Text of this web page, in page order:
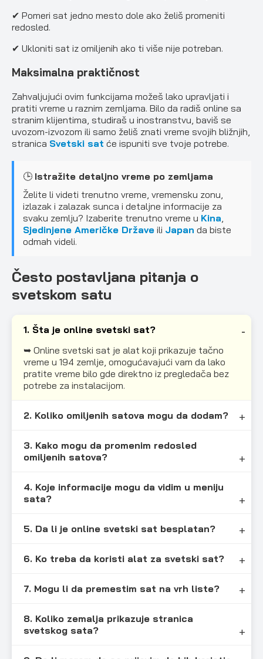
✔ Pomeri sat jedno mesto dole ako želiš promeniti
redosled.
✔ Ukloniti sat iz omiljenih ako ti više nije potreban.
Maksimalna praktičnost
Zahvaljujući ovim funkcijama možeš lako upravljati i
pratiti vreme u raznim zemljama. Bilo da radiš online sa
stranim klijentima, studiraš u inostranstvu, baviš se
uvozom-izvozom ili samo želiš znati vreme svojih bližnjih,
stranica Svetski sat će ispuniti sve tvoje potrebe.
🕒 Istražite detaljno vreme po zemljama
Želite li videti trenutno vreme, vremensku zonu,
izlazak i zalazak sunca i detaljne informacije za
svaku zemlju? Izaberite trenutno vreme u Kina
Sjedinjene Američke Države ili Japan da biste
odmah videli.
Često postavljana pitanja o
svetskom satu
1. Šta je online svetski sat?
➥ Online svetski sat je alat koji prikazuje tačno
vreme u 194 zemlje, omogućavajući vam da lako
pratite vreme bilo gde direktno iz pregledača bez
potrebe za instalacijom.
2. Koliko omiljenih satova mogu da dodam?
3. Kako mogu da promenim redosled
omiljenih satova?
4. Koje informacije mogu da vidim u meniju
sata?
5. Da li je online svetski sat besplatan?
6. Ko treba da koristi alat za svetski sat?
7. Mogu li da premestim sat na vrh liste?
8. Koliko zemalja prikazuje stranica
svetskog sata?